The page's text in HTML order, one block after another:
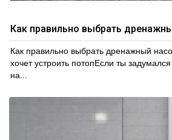
Как правильно выбрать
Как правильно выбрать дренажный
хочет устроить потопЕсли ты
на...